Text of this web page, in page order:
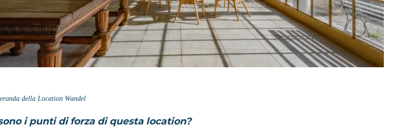
della Location Wandel
i punti di forza di questa location?